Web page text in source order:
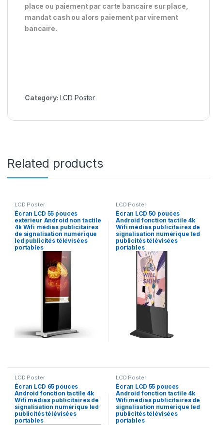
place ou paiement par carte bancaire sur place,
mandat cash ou alors paiement par virement
bancaire.
Category: LCD Poster
Related products
LCD Poster
Écran LCD 55 pouces
extérieur Android non tactile
4k Wifi médias publicitaires
de signalisation numérique
led publicités télévisées
portables
LCD Poster
Écran LCD 50 pouces
Android fonction tactile 4k
Wifi médias publicitaires de
signalisation numérique led
publicités télévisées
portables
LCD Poster
Écran LCD 65 pouces
Android fonction tactile 4k
Wifi médias publicitaires de
signalisation numérique led
publicités télévisées
portables
LCD Poster
Écran LCD 55 pouces
Android fonction tactile 4k
Wifi médias publicitaires de
signalisation numérique led
publicités télévisées
portables